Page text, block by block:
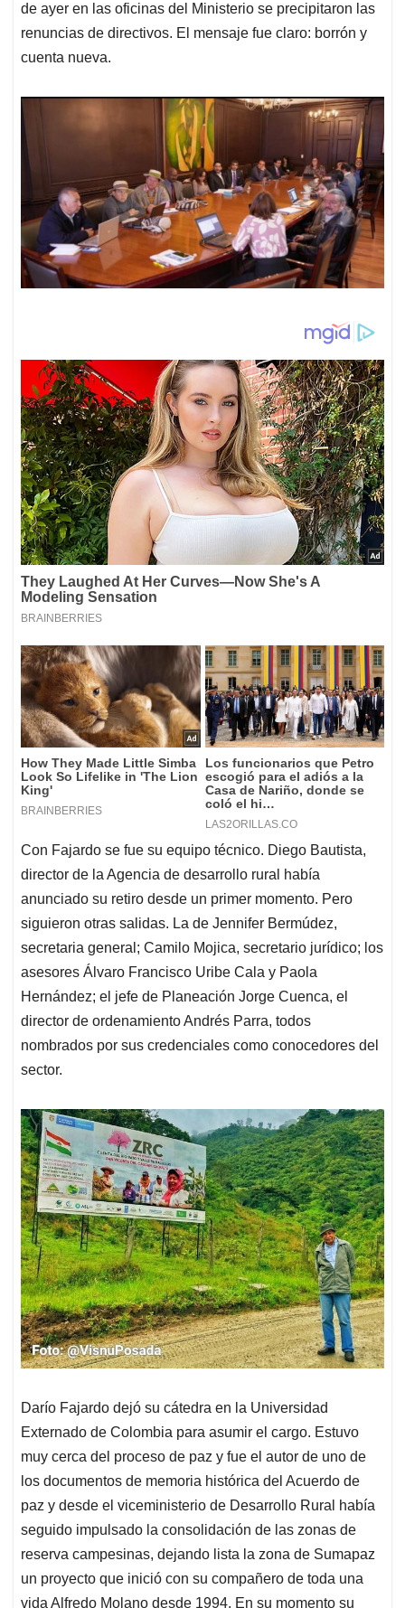
de ayer en las oficinas del Ministerio se precipitaron las
renuncias de directivos. El mensaje fue claro: borrón y
cuenta nueva.
Con Fajardo se fue su equipo técnico. Diego Bautista,
director de la Agencia de desarrollo rural había
anunciado su retiro desde un primer momento. Pero
siguieron otras salidas. La de Jennifer Bermúdez,
secretaria general; Camilo Mojica, secretario jurídico; los
asesores Álvaro Francisco Uribe Cala y Paola
Hernández; el jefe de Planeación Jorge Cuenca, el
director de ordenamiento Andrés Parra, todos
nombrados por sus credenciales como conocedores del
sector.
Darío Fajardo dejó su cátedra en la Universidad
Externado de Colombia para asumir el cargo. Estuvo
muy cerca del proceso de paz y fue el autor de uno de
los documentos de memoria histórica del Acuerdo de
paz y desde el viceministerio de Desarrollo Rural había
seguido impulsado la consolidación de las zonas de
reserva campesinas, dejando lista la zona de Sumapaz
un proyecto que inició con su compañero de toda una
vida Alfredo Molano desde 1994. En su momento su